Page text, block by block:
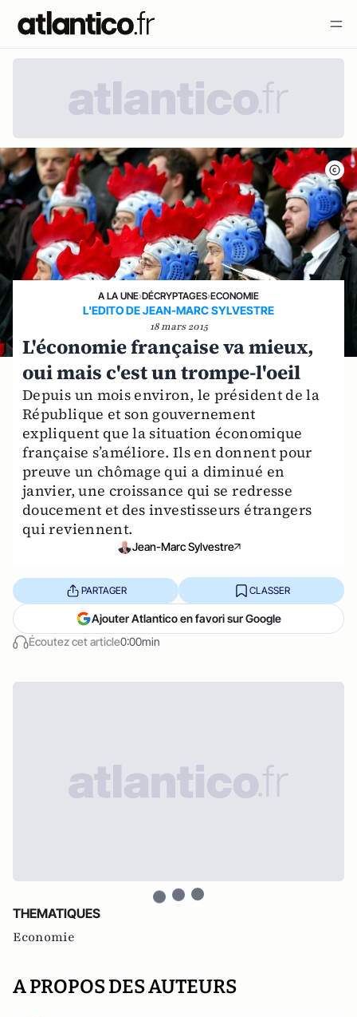
A LA UNE›DÉCRYPTAGES›ECONOMIE
L'EDITO DE JEAN-MARC SYLVESTRE
18 mars 2015
L'économie française va mieux,
oui mais c'est un trompe-l'oeil
Depuis un mois environ, le président de la
République et son gouvernement
expliquent que la situation économique
française s’améliore. Ils en donnent pour
preuve un chômage qui a diminué en
janvier, une croissance qui se redresse
doucement et des investisseurs étrangers
qui reviennent.
Jean-Marc Sylvestre
Écoutez cet article0:00min
PARTAGER CLASSER
Ajouter Atlantico en favori sur Google
THEMATIQUES
Economie
A PROPOS DES AUTEURS